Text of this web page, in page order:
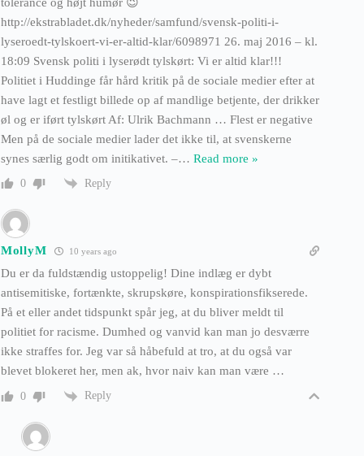
http://ekstrabladet.dk/nyheder/samfund/svensk-politi-i-
lyseroedt-tylskoert-vi-er-altid-klar/6098971 26. maj 2016 – kl.
18:09 Svensk politi i lyserødt tylskørt: Vi er altid klar!!!
Politiet i Huddinge får hård kritik på de sociale medier efter at
have lagt et festligt billede op af mandlige betjente, der drikker
øl og er iført tylskørt Af: Ulrik Bachmann … Flest er negative
Men på de sociale medier lader det ikke til, at svenskerne
synes særlig godt om initikativet. –… Read more »
0 Reply
MollyM 10 years ago
Du er da fuldstændig ustoppelig! Dine indlæg er dybt
antisemitiske, fortænkte, skrupskøre, konspirationsfikserede.
På et eller andet tidspunkt spår jeg, at du bliver meldt til
politiet for racisme. Dumhed og vanvid kan man jo desværre
ikke straffes for. Jeg var så håbefuld at tro, at du også var
blevet blokeret her, men ak, hvor naiv kan man være …
0 Reply